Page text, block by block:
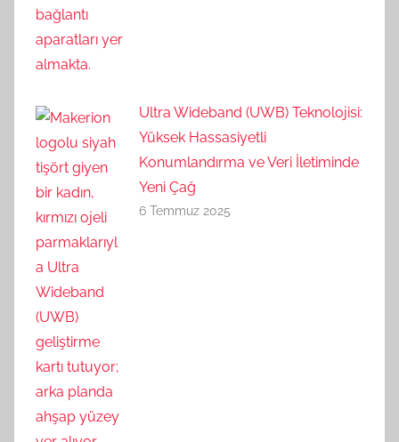
Ultra Wideband (UWB) Teknolojisi:
Yüksek Hassasiyetli
Konumlandırma ve Veri İletiminde
Yeni Çağ
6 Temmuz 2025